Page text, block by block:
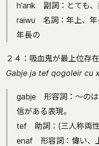
h'ank 副詞：とても、
raiwu 名詞：年上、年
年長の
２４：吸血鬼が最上位存
Gabje ja tef qogoleir cu
gabje 形容詞：～の
信がある表現。
tef 助詞：(三人称両
enaf 形容詞：偉い、